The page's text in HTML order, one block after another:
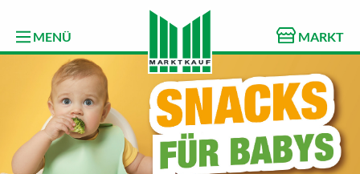
MENÜ MARKT